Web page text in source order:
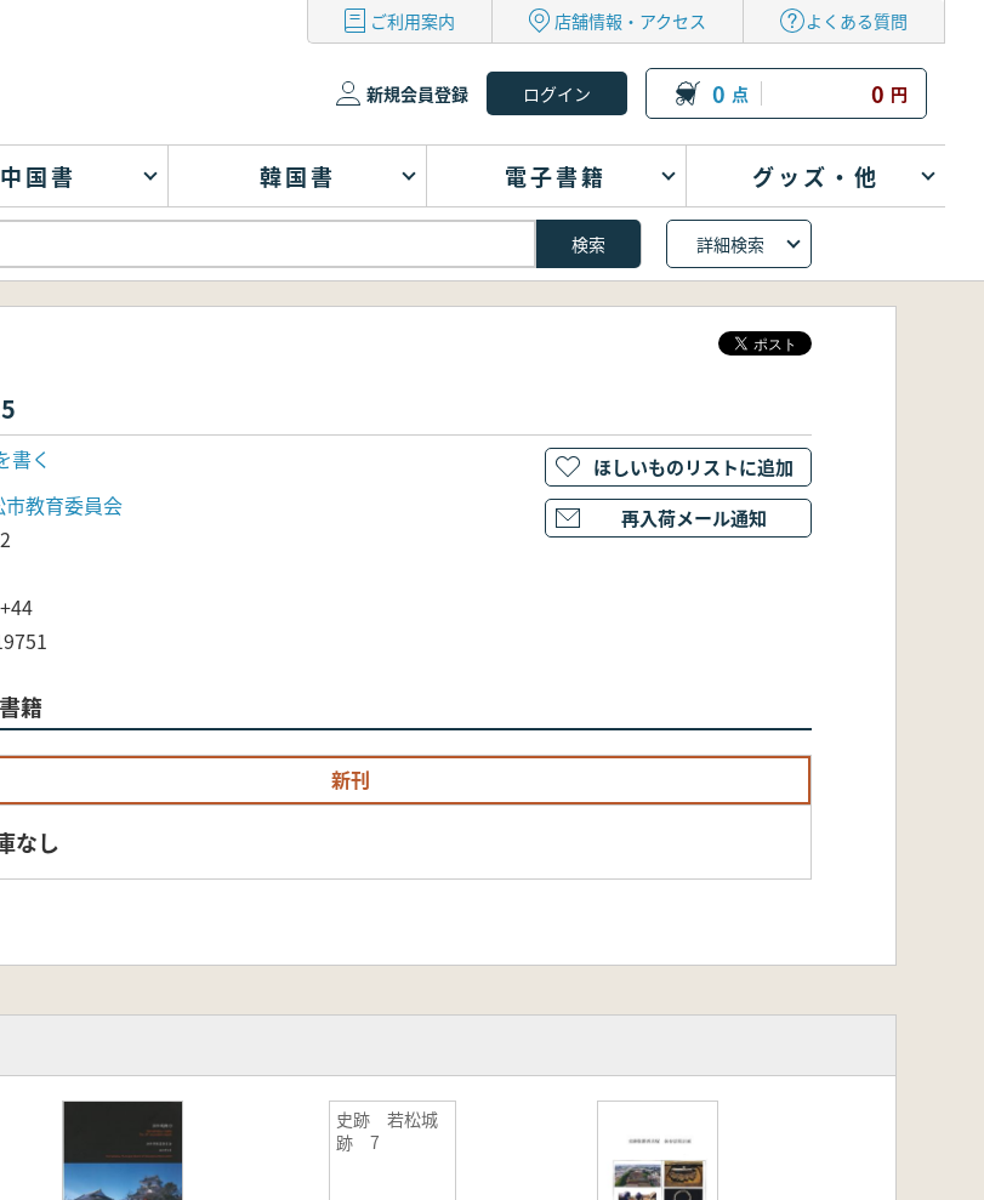
ご利用案内 店舗情報・アクセス よくある質問
新規会員登録 0 点 0 円
中国書 韓国書 電子書籍 グッズ・他
詳細検索
書く
市教育委員会
籍
新刊
なし
ほしいものリストに追加
再入荷メール通知
史跡 若松城
跡 7